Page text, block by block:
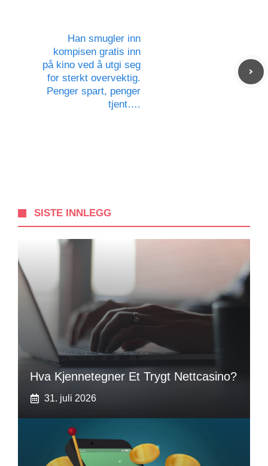
Han smugler inn
kompisen gratis inn
på kino ved å utgi seg
for sterkt overvektig.
Penger spart, penger
tjent….
SISTE INNLEGG
Hva Kjennetegner Et Trygt Nettcasino?
31. juli 2026